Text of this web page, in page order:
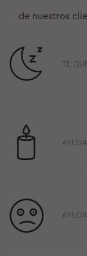
de nuestros
TE